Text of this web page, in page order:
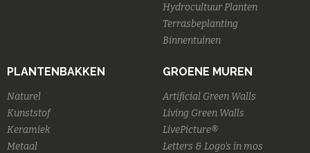
Hydrocultuur Planten
Terrasbeplanting
Binnentuinen
PLANTENBAKKEN
Naturel
Kunststof
Keramiek
Metaal
GROENE MUREN
Artificial Green Walls
Living Green Walls
LivePicture®
Letters & Logo's in mos